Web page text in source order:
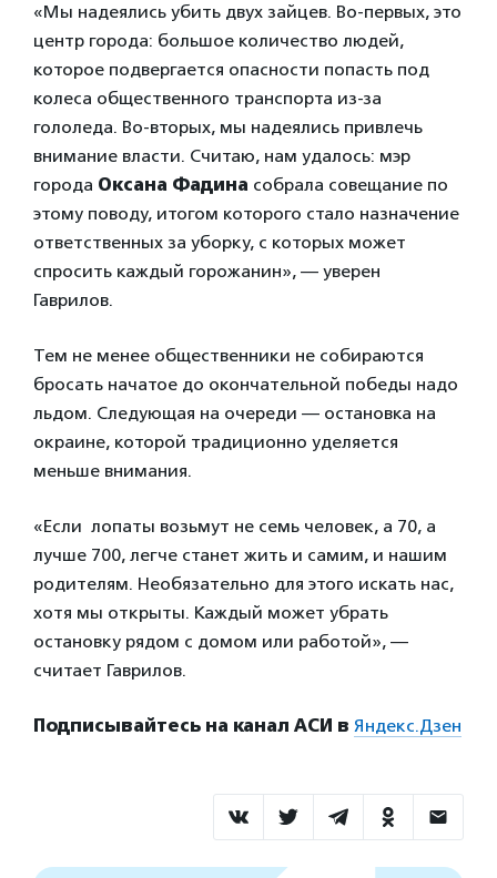
«Мы надеялись убить двух зайцев. Во-первых, это
центр города: большое количество людей,
которое подвергается опасности попасть под
колеса общественного транспорта из-за
гололеда. Во-вторых, мы надеялись привлечь
внимание власти. Считаю, нам удалось: мэр
города Оксана Фадина собрала совещание по
этому поводу, итогом которого стало назначение
ответственных за уборку, с которых может
спросить каждый горожанин», — уверен
Гаврилов.
Тем не менее общественники не собираются
бросать начатое до окончательной победы надо
льдом. Следующая на очереди — остановка на
окраине, которой традиционно уделяется
меньше внимания.
«Если лопаты возьмут не семь человек, а 70, а
лучше 700, легче станет жить и самим, и нашим
родителям. Необязательно для этого искать нас,
хотя мы открыты. Каждый может убрать
остановку рядом с домом или работой», —
считает Гаврилов.
Подписывайтесь на канал АСИ в Яндекс.Дзен